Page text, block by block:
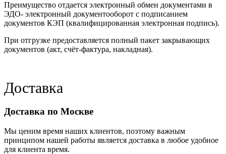
Преимущество отдается электронный обмен документами в
ЭДО- электронный документооборот с подписанием
документов КЭП (квалифицированная электронная подпись).
При отгрузке предоставляется полный пакет закрывающих
документов (акт, счёт‑фактура, накладная).
Доставка
Доставка по Москве
Мы ценим время наших клиентов, поэтому важным
принципом нашей работы является доставка в любое удобное
для клиента время.